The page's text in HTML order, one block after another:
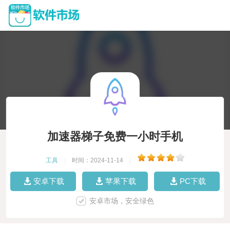
加速器梯子免费一小时手机
工具 时间：2024-11-14
安卓下载 苹果下载 PC下载
安卓市场，安全绿色